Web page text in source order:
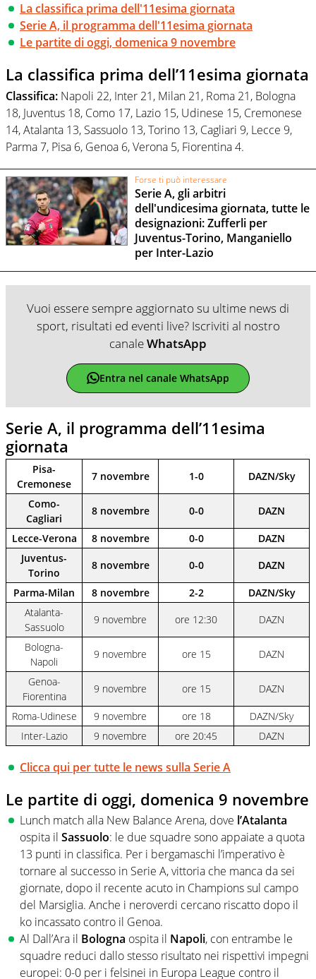
La classifica prima dell'11esima giornata
Serie A, il programma dell'11esima giornata
Le partite di oggi, domenica 9 novembre
La classifica prima dell’11esima giornata
Classifica: Napoli 22, Inter 21, Milan 21, Roma 21, Bologna
18, Juventus 18, Como 17, Lazio 15, Udinese 15, Cremonese
14, Atalanta 13, Sassuolo 13, Torino 13, Cagliari 9, Lecce 9,
Parma 7, Pisa 6, Genoa 6, Verona 5, Fiorentina 4.
Forse ti può interessare
Serie A, gli arbitri
dell'undicesima giornata, tutte le
designazioni: Zufferli per
Juventus-Torino, Manganiello
per Inter-Lazio
Vuoi essere sempre aggiornato su ultime news di
sport, risultati ed eventi live? Iscriviti al nostro
canaleWhatsApp
Entra nel canale WhatsApp
Serie A, il programma dell’11esima
giornata
Pisa-
Cremonese
7 novembre 1-0 DAZN/Sky
Como-
Cagliari
8 novembre 0-0 DAZN
Lecce-Verona 8 novembre 0-0
DAZN
Juventus-
Torino
8 novembre 0-0 DAZN
Parma-Milan 8 novembre 2-2
DAZN/Sky
Atalanta-
Sassuolo
9 novembre ore 12:30 DAZN
Bologna-
Napoli
9 novembre ore 15 DAZN
Genoa-
Fiorentina
9 novembre ore 15 DAZN
Roma-Udinese 9 novembre ore 18
DAZN/Sky
Inter-Lazio
9 novembre ore 20:45 DAZN
Clicca qui per tutte le news sulla Serie A
Le partite di oggi, domenica 9 novembre
Lunch match alla New Balance Arena, dove l’Atalanta
ospita il Sassuolo: le due squadre sono appaiate a quota
13 punti in classifica. Per i bergamaschi l’imperativo è
tornare al successo in Serie A, vittoria che manca da sei
giornate, dopo il recente acuto in Champions sul campo
del Marsiglia. Anche i neroverdi cercano riscatto dopo il
ko incassato contro il Genoa.
Al Dall’Ara il Bologna ospita il Napoli, con entrambe le
squadre reduci dallo stesso risultato nei rispettivi impegni
europei: 0-0 per i felsinei in Europa League contro il